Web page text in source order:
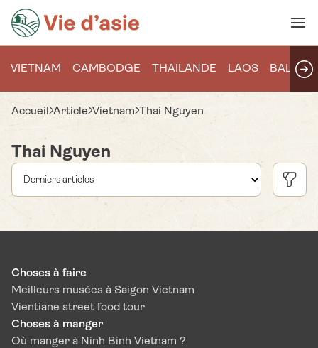
VIETNAM CAMBODGE THAILANDE LAOS BALI
Accueil Article Vietnam Thai Nguyen
Thai Nguyen
Choses à faire
Meilleurs musées à Saigon Vietnam
Vientiane street food tour
Choses à manger
Où manger à Ninh Binh Vietnam ?